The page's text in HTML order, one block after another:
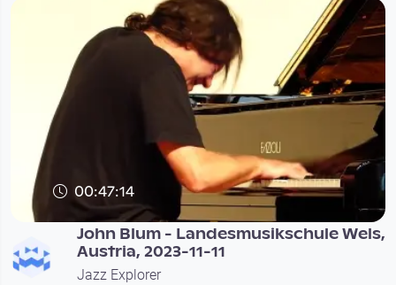
00:47:14
John Blum - Landesmusikschule Wels,
Austria, 2023-11-11
Jazz Explorer